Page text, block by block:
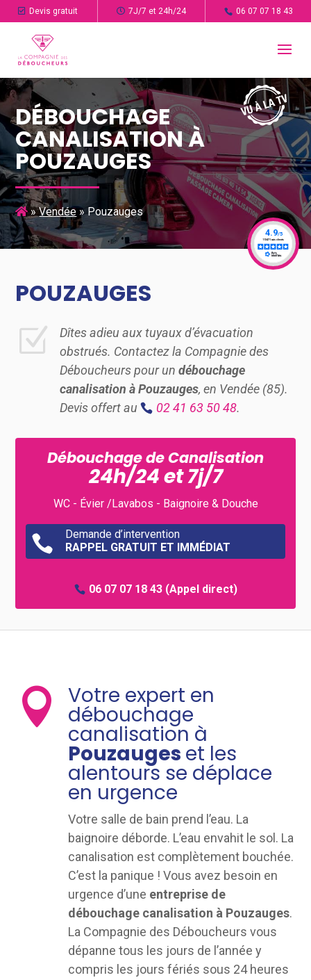
Devis gratuit 7J/7 et 24h/24 06 07 07 18 43
DÉBOUCHAGE
CANALISATION À
POUZAUGES
»Vendée»Pouzauges
POUZAUGES
Z
Dîtes adieu aux tuyaux d’évacuation
obstrués. Contactez la Compagnie des
Déboucheurs pour undébouchage
canalisation à Pouzauges, en Vendée (85).
Devis offert au
02 41 63 50 48.
Débouchage de Canalisation
24h/24 et 7j/7
WC - Évier /Lavabos - Baignoire & Douche

Demande d’intervention
RAPPEL GRATUIT ET IMMÉDIAT
06 07 07 18 43(Appel direct)
 Votre expert en
débouchage
canalisation à
Pouzauges et les
alentours se déplace
en urgence
Votre salle de bain prend l’eau. La
baignoire déborde. L’eau envahit le sol. La
canalisation est complètement bouchée.
C’est la panique ! Vous avez besoin en
urgence d’une entreprise de
débouchage canalisation à Pouzauges.
La Compagnie des Déboucheurs vous
dépanne tous les jours de l’année y
compris les jours fériés sous 24 heures